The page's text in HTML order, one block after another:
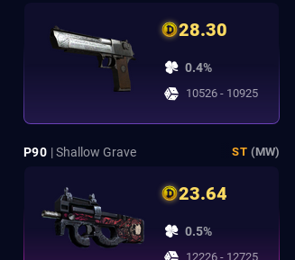
28.30
0.4%
10526 - 10925
P90 | Shallow Grave ST (MW)
23.64
0.5%
12226 - 12725